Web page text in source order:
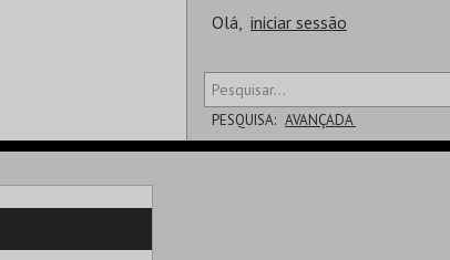
Olá, iniciar sessão
PESQUISA: AVANÇADA